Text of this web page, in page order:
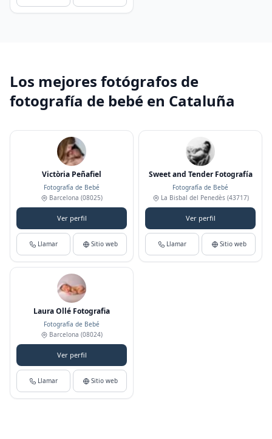
Los mejores fotógrafos de
fotografía de bebé en Cataluña
Victòria Peñafiel
Fotografía de Bebé
Barcelona (08025)
Ver perfil
Llamar Sitio web
Sweet and Tender Fotografía
Fotografía de Bebé
La Bisbal del Penedès(43717)
Ver perfil
Llamar Sitio web
Laura Ollé Fotografia
Fotografía de Bebé
Barcelona (08024)
Ver perfil
Llamar Sitio web